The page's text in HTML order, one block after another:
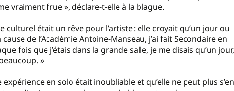
vraiment frue », déclare-t-elle à la blague.
était un rêve pour l’artiste : elle croyait qu’un jour ou
de l’Académie Antoine-Manseau, j’ai fait Secondaire en
fois que j’étais dans la grande salle, je me disais qu’un jour,
»
en solo était inoubliable et qu’elle ne peut plus s’en